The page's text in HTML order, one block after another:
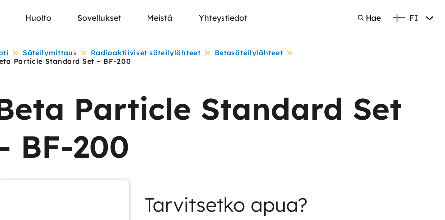
Huolto Sovellukset Meistä Yhteystiedot Hae
Hae Suomi
FI
Säteilymittaus Radioaktiiviset säteilylähteet
Betasäteilylähteet
Particle Standard Set – BF-200
Particle Standard Set
BF-200
Tarvitsetko apua?